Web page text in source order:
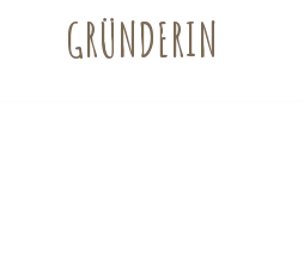
GRÜNDERIN